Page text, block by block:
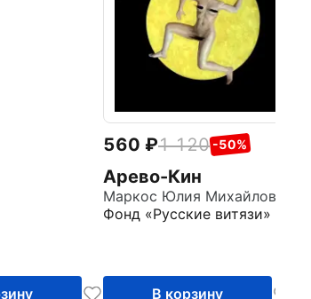
560 1 120 -50%
Арево-Кин
Маркос Юлия Михайловна
Фонд «Русские витязи»
В корзину